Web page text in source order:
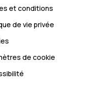
et conditions
de vie privée
de cookie